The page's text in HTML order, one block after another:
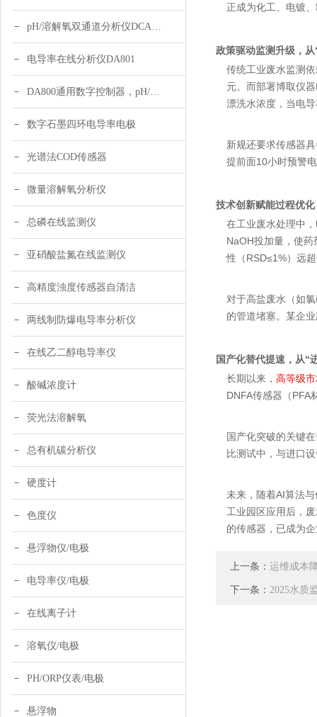
pH/溶解氧双通道分析仪DCA120
电导率在线分析仪DA801
DA800通用数字控制器，pH/DO/ORP多参数
数字石墨四环电导率电极
光谱法COD传感器
微量溶解氧分析仪
总磷在线监测仪
亚硝酸盐氮在线监测仪
高精度浊度传感器自清洁
两线制防爆电导率分析仪
在线乙二醇电导率仪
酸碱浓度计
荧光法溶解氧
总有机碳分析仪
硬度计
色度仪
悬浮物仪/电极
电导率仪/电极
在线离子计
溶氧仪/电极
PH/ORP仪表/电极
悬浮物
正成为化工、电镀
政策驱动监测升级，
传统工业废水监测
元。而部署博取仪
漂洗水浓度，当电
新规还要求传感器
提前面10小时预警
技术创新赋能过程优
在工业废水处理中
NaOH投加量，使
性（RSD≤1%）远
对于高盐废水（如
的管道堵塞。某企
国产化替代提速，从“
长期以来， 高等级
DNFA传感器（PFA
国产化突破的关键
比测试中，与进口
未来，随着AI算法
工业园区应用后，
的传感器，已成为
上一条： 运维成本
下一条： 2025水质